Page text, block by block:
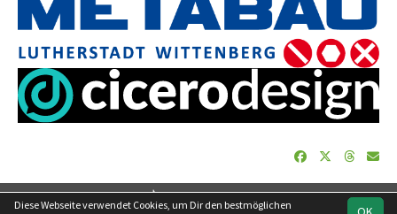
soccero.de
Diese Webseite verwendet Cookies, um Dir den bestmöglichen